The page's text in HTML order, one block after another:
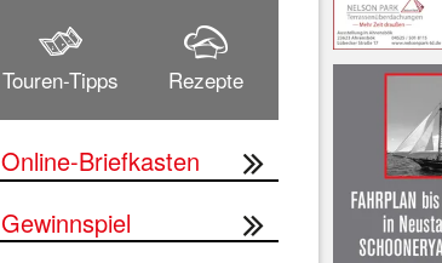
Touren-Tipps Rezepte
Online-Briefkasten
Gewinnspiel